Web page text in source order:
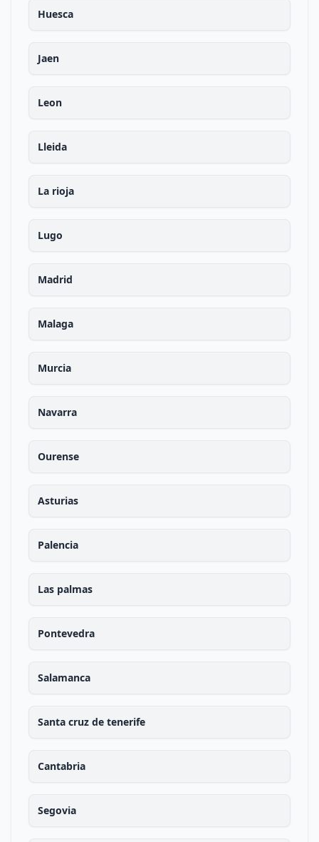
Huesca
Jaen
Leon
Lleida
La rioja
Lugo
Madrid
Malaga
Murcia
Navarra
Ourense
Asturias
Palencia
Las palmas
Pontevedra
Salamanca
Santa cruz de tenerife
Cantabria
Segovia